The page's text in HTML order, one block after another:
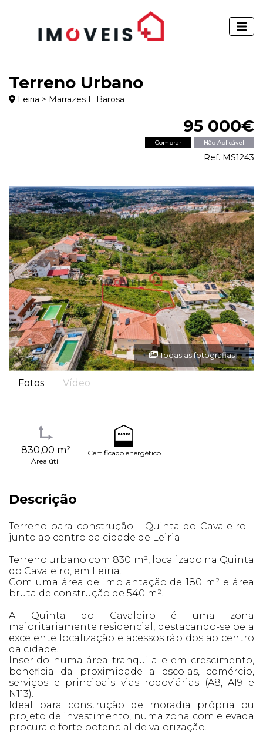
Terreno Urbano
Leiria > Marrazes E Barosa
95 000€
Comprar Não Aplicável
Ref. MS1243
Todas as fotografias
Fotos Vídeo
830,00 m²
Área útil
Certificado energético
Descrição
Terreno para construção – Quinta do Cavaleiro –
junto ao centro da cidade de Leiria
Terreno urbano com 830 m², localizado na Quinta
do Cavaleiro, em Leiria.
Com uma área de implantação de 180 m² e área
bruta de construção de 540 m².
A Quinta do Cavaleiro é uma zona
maioritariamente residencial, destacando-se pela
excelente localização e acessos rápidos ao centro
da cidade.
Inserido numa área tranquila e em crescimento,
beneficia da proximidade a escolas, comércio,
serviços e principais vias rodoviárias (A8, A19 e
N113).
Ideal para construção de moradia própria ou
projeto de investimento, numa zona com elevada
procura e forte potencial de valorização.